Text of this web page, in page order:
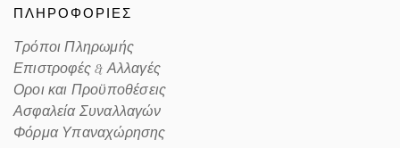
ΠΛΗΡΟΦΟΡΙΕΣ
Τρόποι Πληρωμής
Επιστροφές & Αλλαγές
Οροι και Προϋποθέσεις
Ασφαλεία Συναλλαγών
Φόρμα Υπαναχώρησης